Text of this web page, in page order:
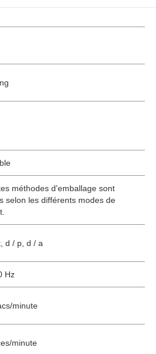
méthodes d'emballage sont
selon les différents modes de
d / p, d / a
Hz
minute
minute